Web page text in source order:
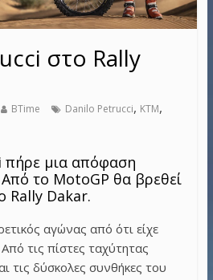
στο Rally
BTime Danilo Petrucci, KTM,
μια απόφαση
το MotoGP θα βρεθεί
Rally Dakar.
αγώνας από ότι είχε
τις πίστες ταχύτητας
τις δύσκολες συνθήκες του